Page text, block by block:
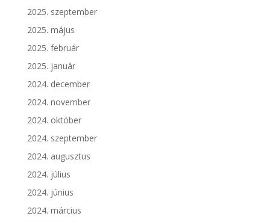
2025. szeptember
2025. május
2025. február
2025. január
2024. december
2024. november
2024. október
2024. szeptember
2024. augusztus
2024. július
2024. június
2024. március